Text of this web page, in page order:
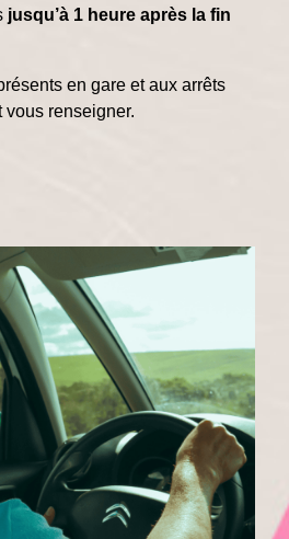
jusqu’à 1 heure après la fin
en gare et aux arrêts
renseigner.